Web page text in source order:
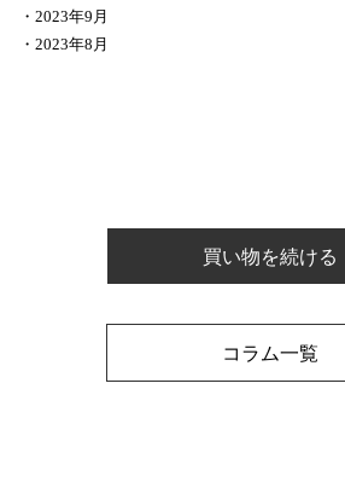
2023年9月
2023年8月
買い物を続ける
コラム一覧